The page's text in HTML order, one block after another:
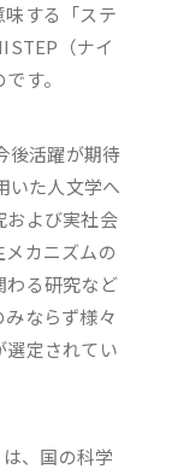
する「ステ
（ナイ
す。
後活躍が期待
いた人文学へ
および実社会
カニズムの
わる研究など
ならず様々
選定されてい
、国の科学